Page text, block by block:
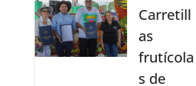
Carretill
as
frutícola
s de